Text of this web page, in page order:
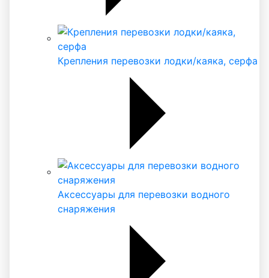
Крепления перевозки лодки/каяка, серфа
Аксессуары для перевозки водного
снаряжения